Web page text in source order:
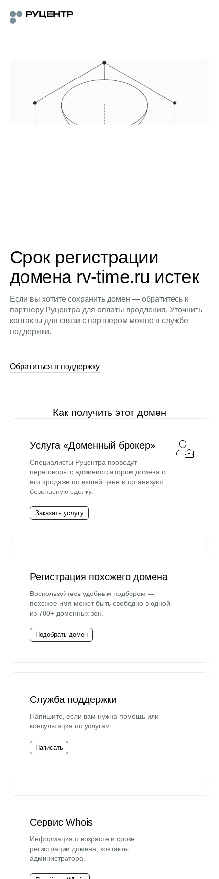
Срок регистрации
домена rv-time.ru истек
Если вы хотите сохранить домен — обратитесь к
партнеру Руцентра для оплаты продления. Уточнить
контакты для связи с партнером можно в службе
поддержки.
Обратиться в поддержку
Как получить этот домен
Услуга «Доменный брокер»
Специалисты Руцентра проведут
переговоры с администратором домена о
его продаже по вашей цене и организуют
безопасную сделку.
Заказать услугу
Регистрация похожего домена
Воспользуйтесь удобным подбором —
похожее имя может быть свободно в одной
из 700+ доменных зон.
Подобрать домен
Служба поддержки
Напишите, если вам нужна помощь или
консультация по услугам.
Написать
Сервис Whois
Информация о возрасте и сроке
регистрации домена, контакты
администратора.